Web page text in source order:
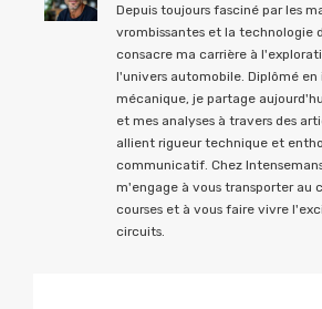
Depuis toujours fasciné par les
vrombissantes et la technologie
consacre ma carrière à
l'univers automobile. Diplômé en
mécanique, je partage
et mes analyses à travers des
allient rigueur technique et
communicatif. Chez
m'engage à vous transporter au
courses et à vous faire vivre
circuits.